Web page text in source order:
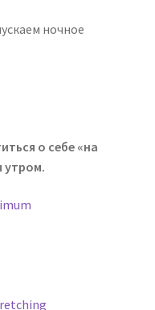
ночное
о себе «на
утром.